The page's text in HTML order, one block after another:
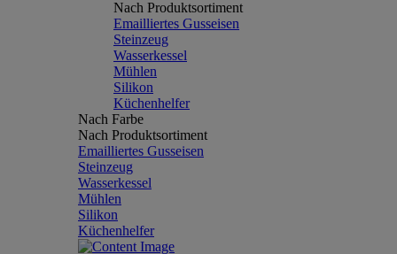
Nach Produktsortiment
Emailliertes Gusseisen
Steinzeug
Wasserkessel
Mühlen
Silikon
Küchenhelfer
Nach Farbe
Nach Produktsortiment
Emailliertes Gusseisen
Steinzeug
Wasserkessel
Mühlen
Silikon
Küchenhelfer